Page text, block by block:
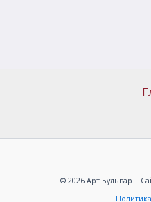
© 2026 Арт Бульвар |